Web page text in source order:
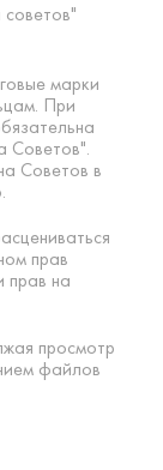
марки
При
Советов".
Советов в
прав
прав на
просмотр
файлов